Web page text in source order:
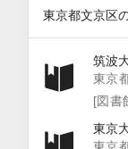
東京都文京区
筑波
東京
[図書
東京
東京